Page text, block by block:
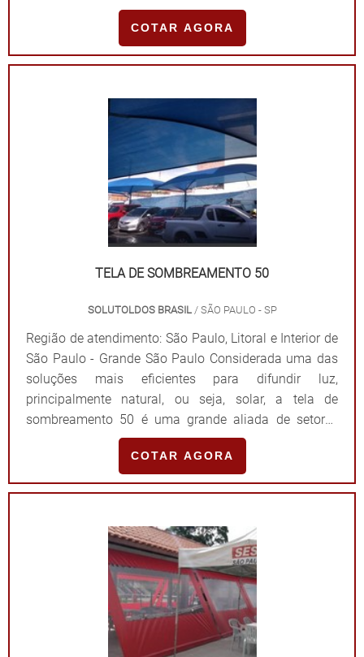
COTAR AGORA
TELA DE SOMBREAMENTO 50
SOLUTOLDOS BRASIL/ SÃO PAULO - SP
Região de atendimento: São Paulo, Litoral e Interior de
São Paulo - Grande São Paulo Considerada uma das
soluções mais eficientes para difundir luz,
principalmente natural, ou seja, solar, a tela de
sombreamento 50 é uma grande aliada de setores
comerciais, industriais, agrícolas e até mesmo
residenciais. Porém, para que essa versatilidade seja
comprovada, é fundamental que a aquisição seja feita
tela sombrite, o modelo é um dos mais solicitados do
mercado devido ao fato de ser confeccionado em
polietileno, uma das matérias-primas mais populares
do mundo. Em suma, a aplicação se destaca por uma
série de fatores, principalmente pelos descritos na
lista a seguir: Proteção contra intempéries; Bloqueio
COTAR AGORA